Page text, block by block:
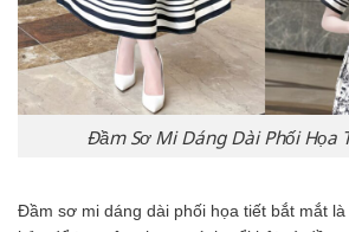
Đầm Sơ Mi Dáng Dài Phối Họa
Đầm sơ mi dáng dài phối họa tiết bắt mắt